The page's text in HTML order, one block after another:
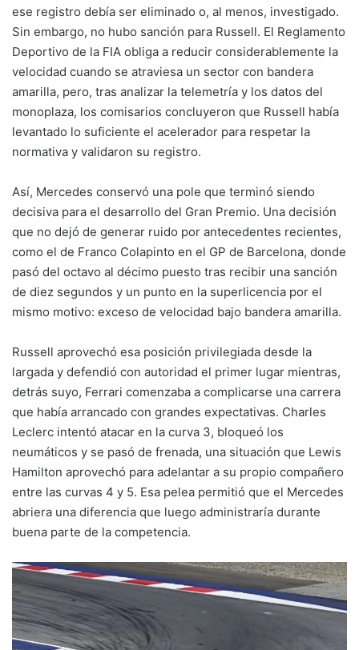
ese registro debía ser eliminado o, al menos, investigado.
Sin embargo, no hubo sanción para Russell. El Reglamento
Deportivo de la FIA obliga a reducir considerablemente la
velocidad cuando se atraviesa un sector con bandera
amarilla, pero, tras analizar la telemetría y los datos del
monoplaza, los comisarios concluyeron que Russell había
levantado lo suficiente el acelerador para respetar la
normativa y validaron su registro.
Así, Mercedes conservó una pole que terminó siendo
decisiva para el desarrollo del Gran Premio. Una decisión
que no dejó de generar ruido por antecedentes recientes,
como el de Franco Colapinto en el GP de Barcelona, donde
pasó del octavo al décimo puesto tras recibir una sanción
de diez segundos y un punto en la superlicencia por el
mismo motivo: exceso de velocidad bajo bandera amarilla.
Russell aprovechó esa posición privilegiada desde la
largada y defendió con autoridad el primer lugar mientras,
detrás suyo, Ferrari comenzaba a complicarse una carrera
que había arrancado con grandes expectativas. Charles
Leclerc intentó atacar en la curva 3, bloqueó los
neumáticos y se pasó de frenada, una situación que Lewis
Hamilton aprovechó para adelantar a su propio compañero
entre las curvas 4 y 5. Esa pelea permitió que el Mercedes
abriera una diferencia que luego administraría durante
buena parte de la competencia.